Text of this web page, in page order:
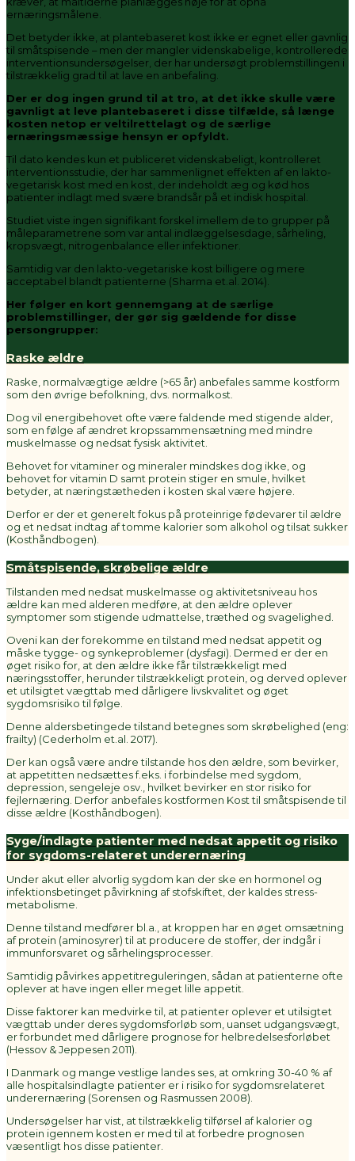
ernæringsmålene.
Det betyder ikke, at plantebaseret kost ikke er egnet eller gavnlig
til småtspisende – men der mangler videnskabelige, kontrollerede
interventionsundersøgelser, der har undersøgt problemstillingen i
tilstrækkelig grad til at lave en anbefaling.
Der er dog ingen grund til at tro, at det ikke skulle være
gavnligt at leve plantebaseret i disse tilfælde, så længe
kosten netop er veltilrettelagt og de særlige
ernæringsmæssige hensyn er opfyldt.
Til dato kendes kun et publiceret videnskabeligt, kontrolleret
interventionsstudie, der har sammenlignet effekten af en lakto-
vegetarisk kost med en kost, der indeholdt æg og kød hos
patienter indlagt med svære brandsår på et indisk hospital.
Studiet viste ingen signifikant forskel imellem de to grupper på
måleparametrene som var antal indlæggelsesdage, sårheling,
kropsvægt, nitrogenbalance eller infektioner.
Samtidig var den lakto-vegetariske kost billigere og mere
acceptabel blandt patienterne (Sharma et.al. 2014).
Her følger en kort gennemgang at de særlige
problemstillinger, der gør sig gældende for disse
persongrupper:
Raske ældre
Raske, normalvægtige ældre (>65 år) anbefales samme kostform
som den øvrige befolkning, dvs. normalkost.
Dog vil energibehovet ofte være faldende med stigende alder,
som en følge af ændret kropssammensætning med mindre
muskelmasse og nedsat fysisk aktivitet.
Behovet for vitaminer og mineraler mindskes dog ikke, og
behovet for vitamin D samt protein stiger en smule, hvilket
betyder, at næringstætheden i kosten skal være højere.
Derfor er der et generelt fokus på proteinrige fødevarer til ældre
og et nedsat indtag af tomme kalorier som alkohol og tilsat sukker
(Kosthåndbogen).
Småtspisende, skrøbelige ældre
Tilstanden med nedsat muskelmasse og aktivitetsniveau hos
ældre kan med alderen medføre, at den ældre oplever
symptomer som stigende udmattelse, træthed og svagelighed.
Oveni kan der forekomme en tilstand med nedsat appetit og
måske tygge- og synkeproblemer (dysfagi). Dermed er der en
øget risiko for, at den ældre ikke får tilstrækkeligt med
næringsstoffer, herunder tilstrækkeligt protein, og derved oplever
et utilsigtet vægttab med dårligere livskvalitet og øget
sygdomsrisiko til følge.
Denne aldersbetingede tilstand betegnes som skrøbelighed (eng:
frailty) (Cederholm et.al. 2017).
Der kan også være andre tilstande hos den ældre, som bevirker,
at appetitten nedsættes f.eks. i forbindelse med sygdom,
depression, sengeleje osv., hvilket bevirker en stor risiko for
fejlernæring. Derfor anbefales kostformen Kost til småtspisende til
disse ældre (Kosthåndbogen).
Syge/indlagte patienter med nedsat appetit og risiko
for sygdoms-relateret underernæring
Under akut eller alvorlig sygdom kan der ske en hormonel og
infektionsbetinget påvirkning af stofskiftet, der kaldes stress-
metabolisme.
Denne tilstand medfører bl.a., at kroppen har en øget omsætning
af protein (aminosyrer) til at producere de stoffer, der indgår i
immunforsvaret og sårhelingsprocesser.
Samtidig påvirkes appetitreguleringen, sådan at patienterne ofte
oplever at have ingen eller meget lille appetit.
Disse faktorer kan medvirke til, at patienter oplever et utilsigtet
vægttab under deres sygdomsforløb som, uanset udgangsvægt,
er forbundet med dårligere prognose for helbredelsesforløbet
(Hessov & Jeppesen 2011).
I Danmark og mange vestlige landes ses, at omkring 30-40 % af
alle hospitalsindlagte patienter er i risiko for sygdomsrelateret
underernæring (Sorensen og Rasmussen 2008).
Undersøgelser har vist, at tilstrækkelig tilførsel af kalorier og
protein igennem kosten er med til at forbedre prognosen
væsentligt hos disse patienter.